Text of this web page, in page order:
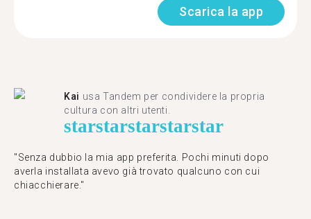
Scarica la app
Kai usa Tandem per condividere la propria
cultura con altri utenti.
starstarstarstarstar
"Senza dubbio la mia app preferita. Pochi minuti dopo
averla installata avevo già trovato qualcuno con cui
chiacchierare."